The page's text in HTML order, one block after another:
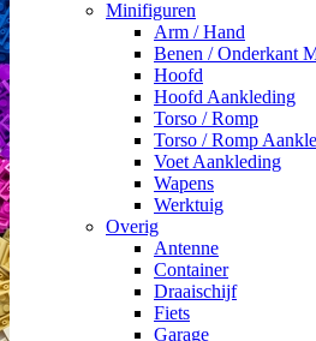
Minifiguren
Arm / Hand
Benen / Onderkant
Hoofd
Hoofd Aankleding
Torso / Romp
Torso / Romp
Voet Aankleding
Wapens
Werktuig
Overig
Antenne
Container
Draaischijf
Fiets
Garage